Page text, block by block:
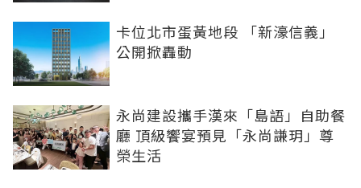
卡位北市蛋黃地段 「新濠信義」
公開掀轟動
永尚建設攜手漢來「島語」自助餐
廳 頂級饗宴預見「永尚謙玥」尊
榮生活